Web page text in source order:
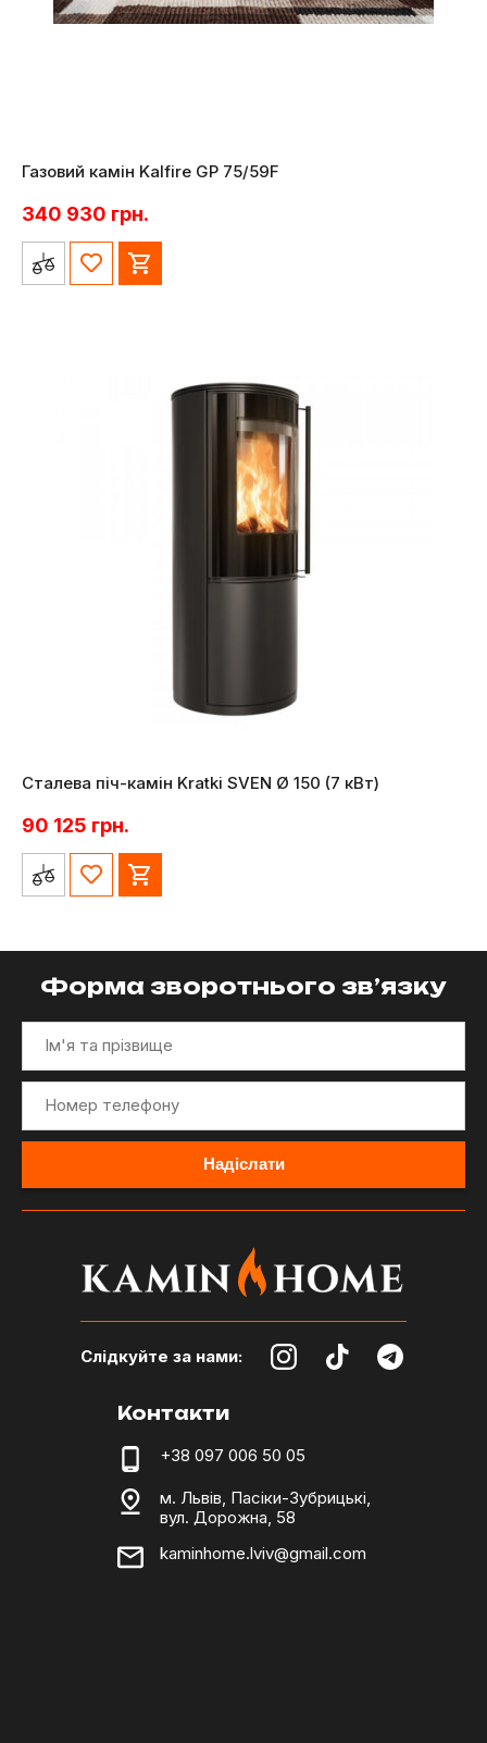
Газовий камін Kalfire GP 75/59F
340 930 грн.
Сталева піч-камін Kratki SVEN Ø 150 (7 кВт)
90 125 грн.
Форма зворотнього зв’язку
Слідкуйте за нами:
Контакти
+38 097 006 50 05
м. Львів, Пасіки-Зубрицькі,
вул. Дорожна, 58
kaminhome.lviv@gmail.com